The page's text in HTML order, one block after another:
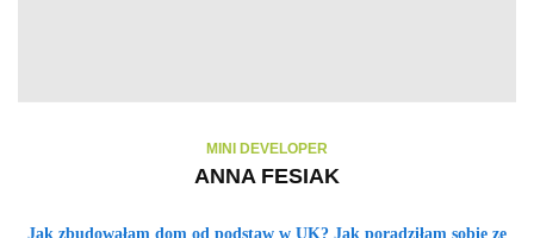
MINI DEVELOPER
ANNA FESIAK
Jak zbudowałam dom od podstaw w UK? Jak poradziłam sobie ze